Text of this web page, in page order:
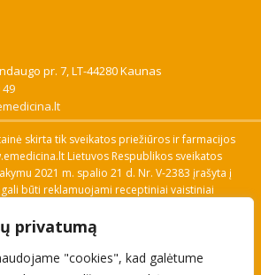
privatumą
"cookies", kad galėtume
pr. 7, LT-44280 Kaunas
49
skirta tik sveikatos priežiūros ir farmacijos
Lietuvos Respublikos sveikatos
2021 m. spalio 21 d. Nr. V-2383 įrašyta į
būti reklamuojami receptiniai vaistiniai
Naudingos nuorodos: Vaistų ir medicinos
kainų paieška, VVKT tinklalapis, Sveikatos
specialisto pranešimo apie įtariamą